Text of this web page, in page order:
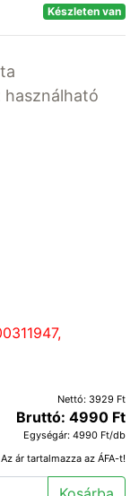
Készleten van
Nettó: 3929 Ft
Bruttó: 4990 Ft
Egységár: 4990 Ft/db
Az ár tartalmazza az ÁFA-t!